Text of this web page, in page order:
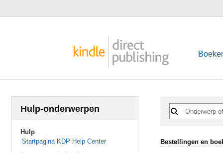
Hulp-onderwerpen
Hulp
Startpagina KDP Help Center
Bestellingen en